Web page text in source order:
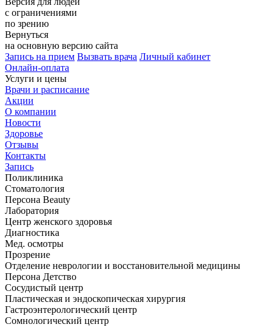
с ограничениями
по зрению
Вернуться
на основную версию сайта
Запись на прием Вызвать врача Личный кабинет
Онлайн-оплата
Услуги и цены
Врачи и расписание
Акции
О компании
Новости
Здоровье
Отзывы
Контакты
Запись
Поликлиника
Стоматология
Персона Beauty
Лаборатория
Центр женского здоровья
Диагностика
Мед. осмотры
Прозрение
Отделение неврологии и восстановительной медицины
Персона Детство
Сосудистый центр
Пластическая и эндоскопическая хирургия
Гастроэнтерологический центр
Сомнологический центр